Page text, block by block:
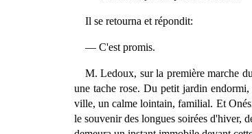
Il se retourna et répondit:
— C'est promis.
M. Ledoux, sur la première marche
une tache rose. Du petit jardin
ville, un calme lointain, familial. Et
le souvenir des longues soirées d'hiver,